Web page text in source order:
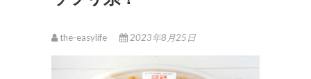
the-easylife 2023年8月25日